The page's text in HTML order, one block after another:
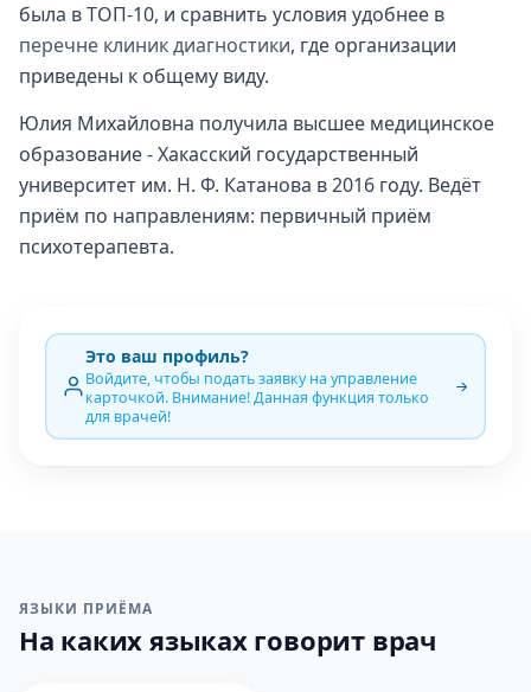
была в ТОП-10, и сравнить условия удобнее в
перечне клиник диагностики, где организации
приведены к общему виду.
Юлия Михайловна получила высшее медицинское
образование - Хакасский государственный
университет им. Н. Ф. Катанова в 2016 году. Ведёт
приём по направлениям: первичный приём
психотерапевта.
Это ваш профиль?
Войдите, чтобы подать заявку на управление
карточкой. Внимание! Данная функция только
для врачей!
ЯЗЫКИ ПРИЁМА
На каких языках говорит врач